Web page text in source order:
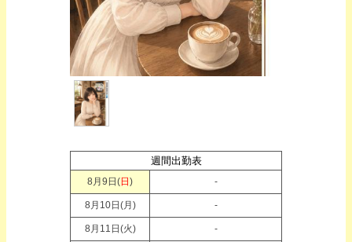
週間出勤表
8月9日(日) -
8月10日(月) -
8月11日(火) -